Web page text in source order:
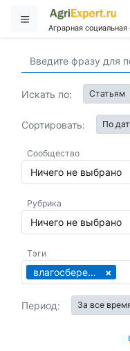
Аграрная социальная
Искать по: Статьям
Сортировать: По
Сообщество
Ничего не выбрано
Рубрика
Ничего не выбрано
Тэги
влагосбережение
Период: За все